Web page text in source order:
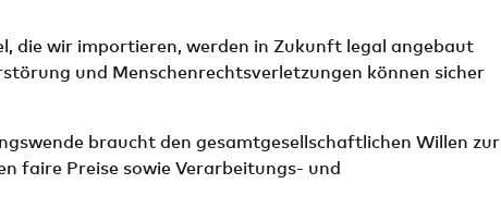
die wir importieren, werden in Zukunft legal angebaut
und Menschenrechtsverletzungen können sicher
braucht den gesamtgesellschaftlichen Willen zur
faire Preise sowie Verarbeitungs- und